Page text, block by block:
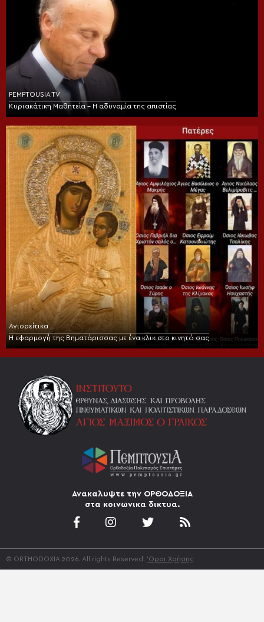
PEMPTOUSIA TV
Κυριακάτικη Μαθητεία – Η αδυναμία της απιστίας
Αγιορείτικα
Η εφαρμογή της Βηματάρισσας με ένα κλικ στο κινητό σας
Ανακαλυψτε την ΟΡΘΟΔΟΞΙΑ
στα κοινωνικα δικτυα.
© ORTHODOXIA 2026. All rights Reserved. 'Οροι Χρήσης